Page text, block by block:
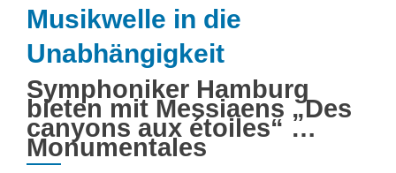
Musikwelle in die
Unabhängigkeit
Symphoniker Hamburg
bieten mit Messiaens „Des
canyons aux étoiles“ …
Monumentales